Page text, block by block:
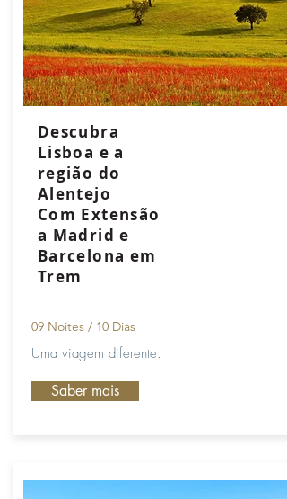
Descubra
Lisboa e a
região do
Alentejo
Com Extensão
a Madrid e
Barcelona em
Trem
09 Noites / 10 Dias
Uma viagem diferente.
Saber mais